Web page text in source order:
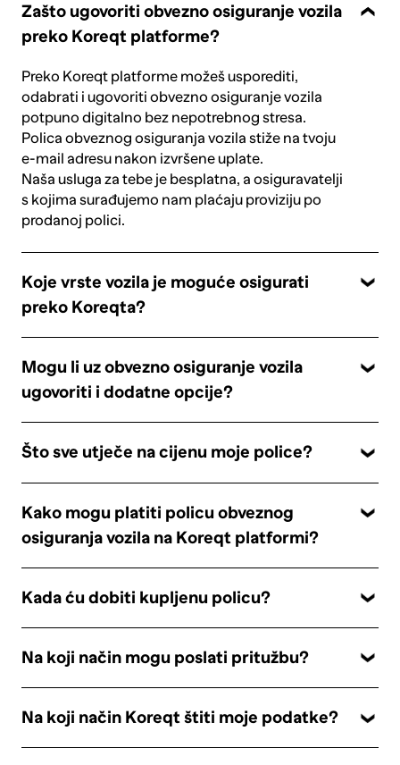
Zašto ugovoriti obvezno osiguranje vozila
preko Koreqt platforme?
Preko Koreqt platforme možeš usporediti,
odabrati i ugovoriti obvezno osiguranje vozila
potpuno digitalno bez nepotrebnog stresa.
Polica obveznog osiguranja vozila stiže na tvoju
e-mail adresu nakon izvršene uplate.
Naša usluga za tebe je besplatna, a osiguravatelji
s kojima surađujemo nam plaćaju proviziju po
prodanoj polici.
Koje vrste vozila je moguće osigurati
preko Koreqta?
Mogu li uz obvezno osiguranje vozila
ugovoriti i dodatne opcije?
Što sve utječe na cijenu moje police?
Kako mogu platiti policu obveznog
osiguranja vozila na Koreqt platformi?
Kada ću dobiti kupljenu policu?
Na koji način mogu poslati pritužbu?
Na koji način Koreqt štiti moje podatke?